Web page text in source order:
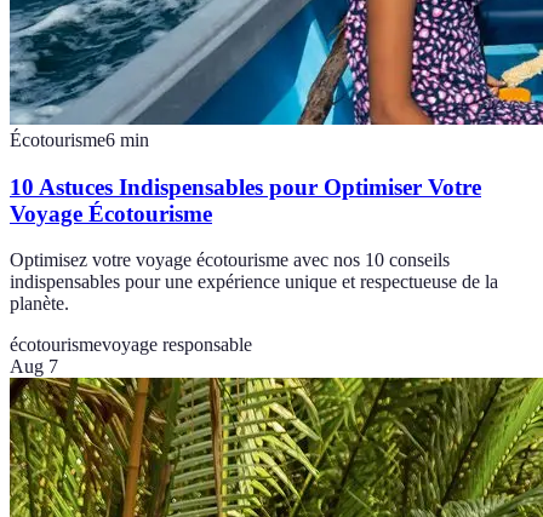
Écotourisme6 min
10 Astuces Indispensables pour Optimiser Votre
Voyage Écotourisme
Optimisez votre voyage écotourisme avec nos 10 conseils
indispensables pour une expérience unique et respectueuse de la
planète.
écotourismevoyage responsable
Aug 7